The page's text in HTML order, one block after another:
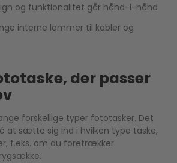
og funktionalitet går hånd-i-hånd
interne lommer til kabler og
der passer
forskellige typer fototasker. Det
at sætte sig ind i hvilken type taske,
f.eks. om du foretrækker